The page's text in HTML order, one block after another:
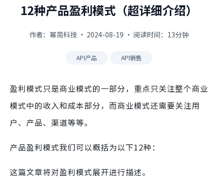
12种产品盈利模式（超详细介绍）
作者：幂简科技 · 2024-08-19 · 阅读时间：13分钟
API产品 API销售
盈利模式只是商业模式的一部分，重点只关注整个商业
模式中的收入和成本部分，而商业模式还需要关注用
户、产品、渠道等等。
产品盈利模式我们可以概括为以下12种：
这篇文章将对盈利模式展开进行描述。